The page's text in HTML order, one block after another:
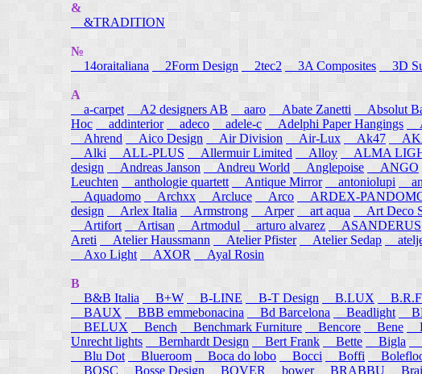
&
&TRADITION
№
14oraitaliana
2Form Design 2tec2 3A Composites 3D
A
a-carpet
A2 designers AB aaro Abate Zanetti Absolut
Hoc
addinterior adeco adele-c Adelphi Paper Hangings
Ahrend
Aico Design Air Division Air-Lux Ak47
Alki
ALL-PLUS Allermuir Limited Alloy ALMA
design
Andreas Janson Andreu World Anglepoise ANGO
Leuchten
anthologie quartett Antique Mirror antoniolupi
Aquadomo
Archxx Arcluce Arco ARDEX-
design
Arlex Italia Armstrong Arper art aqua Art Deco
Artifort
Artisan Artmodul arturo alvarez ASANDERUS
Areti
Atelier Haussmann Atelier Pfister Atelier Sedap
Axo Light
AXOR Ayal Rosin
B
B&B Italia
B+W B-LINE B-T Design B.LUX B.R.F
BAUX
BBB emmebonacina Bd Barcelona Beadlight
BELUX
Bench Benchmark Furniture Bencore Bene
Unrecht lights
Bernhardt Design Bert Frank Bette Bigla
Blu Dot
Blueroom Boca do lobo Bocci Boffi
BOSC Bosse Design BOVER bower BRABBU